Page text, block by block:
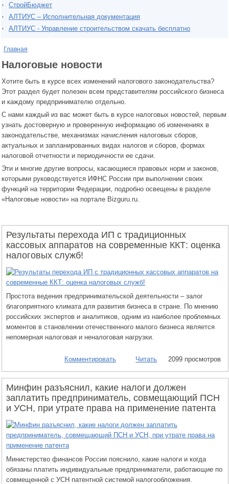
СтройБюджет
АЛТИУС – Исполнительная документация
АЛТИУС - Управление строительством скачать бесплатно
Главная
Налоговые новости
Хотите быть в курсе всех изменений налогового законодательства?
Этот раздел будет полезен всем представителям российского бизнеса
и каждому предпринимателю отдельно.
С нами каждый из вас может быть в курсе налоговых новостей, первым
узнать достоверную и проверенную информацию об изменениях в
законодательстве, механизмах начисления налоговых сборов,
актуальных и запланированных видах налогов и сборов, формах
налоговой отчетности и периодичности ее сдачи.
Эти и многие другие вопросы, касающиеся правовых норм и законов,
которыми руководствуется ИФНС России при выполнении своих
функций на территории Федерации, подробно освещены в разделе
«Налоговые новости» на портале Bizguru.ru.
Результаты перехода ИП с традиционных
кассовых аппаратов на современные ККТ: оценка
налоговых служб!
Простота ведения предпринимательской деятельности – залог
благоприятного климата для развития бизнеса в стране. По мнению
российских экспертов и аналитиков, одним из наиболее проблемных
моментов в становлении отечественного малого бизнеса является
непомерная налоговая и неналоговая нагрузки.
Комментировать Читать 2099 просмотров
Минфин разъяснил, какие налоги должен
заплатить предприниматель, совмещающий ПСН
и УСН, при утрате права на применение патента
Министерство финансов России пояснило, какие налоги и когда
обязаны платить индивидуальные предприниматели, работающие по
совмещенной с УСН патентной системой налогообложения.